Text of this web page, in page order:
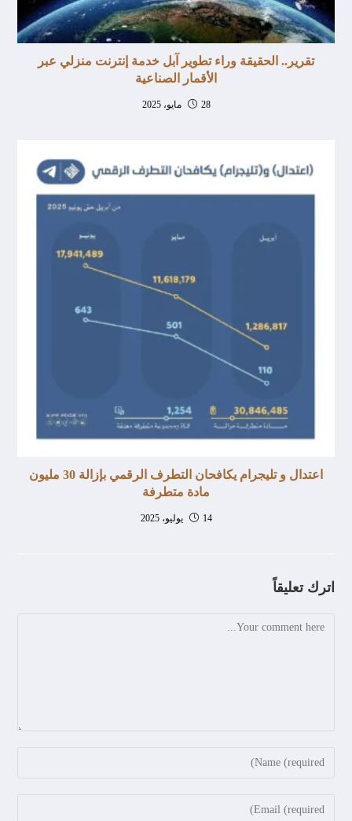
تقرير.. الحقيقة وراء تطوير آبل خدمة إنترنت منزلي عبر
الأقمار الصناعية
28 مايو، 2025
اعتدال و تليجرام يكافحان التطرف الرقمي بإزالة 30 مليون
مادة متطرفة
14 يوليو، 2025
اترك تعليقاً